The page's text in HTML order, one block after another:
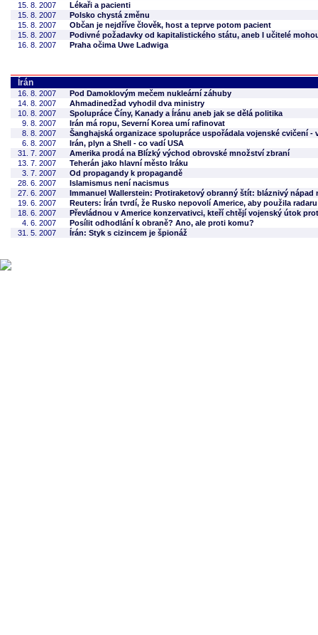
15. 8. 2007
Lékaři a pacienti
15. 8. 2007
Polsko chystá změnu
15. 8. 2007
Občan je nejdříve člověk, host a teprve potom pacient
15. 8. 2007
Podivné požadavky od kapitalistického státu, aneb I učitelé
16. 8. 2007
Praha očima Uwe Ladwiga
Írán
16. 8. 2007
Pod Damoklovým mečem nukleární záhuby
14. 8. 2007
Ahmadinedžad vyhodil dva ministry
10. 8. 2007
Spolupráce Číny, Kanady a Íránu aneb jak se dělá politika
9. 8. 2007
Irán má ropu, Severní Korea umí rafinovat
8. 8. 2007
Šanghajská organizace spolupráce uspořádala vojenské cvičení -
6. 8. 2007
Irán, plyn a Shell - co vadí USA
31. 7. 2007
Amerika prodá na Blízký východ obrovské množství zbraní
13. 7. 2007
Teherán jako hlavní město Iráku
3. 7. 2007
Od propagandy k propagandě
28. 6. 2007
Islamismus není nacismus
27. 6. 2007
Immanuel Wallerstein: Protiraketový obranný štít: bláznivý nápad
19. 6. 2007
Reuters: Írán tvrdí, že Rusko nepovolí Americe, aby použila
18. 6. 2007
Převládnou v Americe konzervativci, kteří chtějí vojenský útok
4. 6. 2007
Posílit odhodlání k obraně? Ano, ale proti komu?
31. 5. 2007
Írán: Styk s cizincem je špionáž